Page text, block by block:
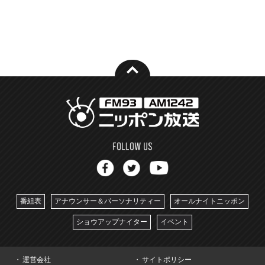
番組表 アナウンサー＆パーソナリティー オールナイトニッポン
ショウアップナイター イベント
運営会社 サイトポリシー